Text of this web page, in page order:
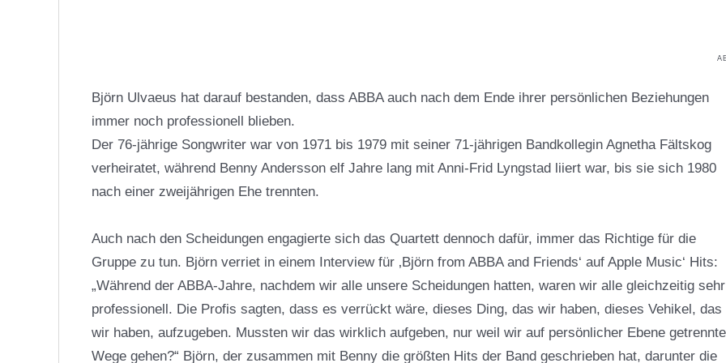
Björn Ulvaeus hat darauf bestanden, dass ABBA auch nach dem Ende ihrer persönlichen Beziehungen
immer noch professionell blieben.
Der 76-jährige Songwriter war von 1971 bis 1979 mit seiner 71-jährigen Bandkollegin Agnetha Fältskog
verheiratet, während Benny Andersson elf Jahre lang mit Anni-Frid Lyngstad liiert war, bis sie sich 1980
nach einer zweijährigen Ehe trennten.
Auch nach den Scheidungen engagierte sich das Quartett dennoch dafür, immer das Richtige für die
Gruppe zu tun. Björn verriet in einem Interview für ‚Björn from ABBA and Friends‘ auf Apple Music‘ Hits:
„Während der ABBA-Jahre, nachdem wir alle unsere Scheidungen hatten, waren wir alle gleichzeitig sehr
professionell. Die Profis sagten, dass es verrückt wäre, dieses Ding, das wir haben, dieses Vehikel, das
wir haben, aufzugeben. Mussten wir das wirklich aufgeben, nur weil wir auf persönlicher Ebene getrennte
Wege gehen?“ Björn, der zusammen mit Benny die größten Hits der Band geschrieben hat, darunter die